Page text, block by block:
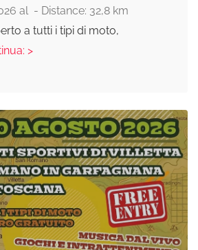
al - Distance: 32,8 km
a tutti i tipi di moto,
>